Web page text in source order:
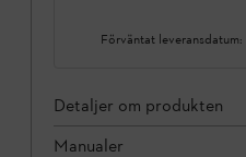
Förväntat leveransdatum:
Detaljer om produkten
Manualer